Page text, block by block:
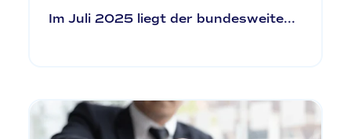
Im Juli 2025 liegt der bundesweite...